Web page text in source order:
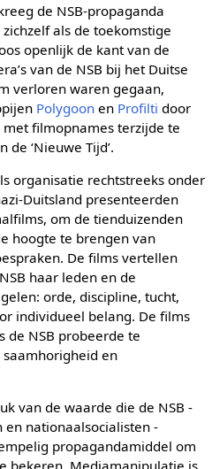
de NSB-propaganda
als de toekomstige
openlijk de kant van de
van de NSB bij het Duitse
verloren waren gegaan,
Polygoonen Profilti door
filmopnames terzijde te
‘Nieuwe Tijd’.
organisatie rechtstreeks onder
Duitsland presenteerden
om de tienduizenden
hoogte te brengen van
De films vertellen
haar leden en de
orde, discipline, tucht,
individueel belang. De films
de NSB probeerde te
en
van de waarde die de NSB -
nationaalsocialisten -
propagandamiddel om